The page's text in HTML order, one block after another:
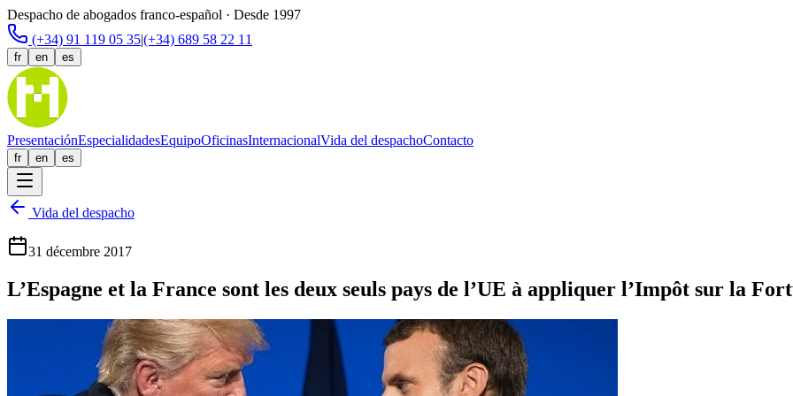
Despacho de abogados franco-español · Desde 1997
(+34) 91 119 05 35|(+34) 689 58 22 11
fr en es
PresentaciónEspecialidadesEquipoOficinasInternacionalVida del despachoContacto
fr en es
Vida del despacho
31 décembre 2017
L’Espagne et la France sont les deux seuls pays de l’UE à appliquer l’Impôt sur la